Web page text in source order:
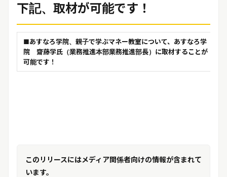
下記、取材が可能です！
■あすなろ学院、親子で学ぶマネー教室について、あすなろ学
院 齋藤学氏（業務推進本部業務推進部長）に取材することが
可能です！
このリリースにはメディア関係者向けの情報が含まれて
います。